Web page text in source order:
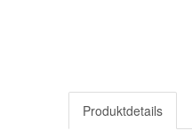
Produktdetails